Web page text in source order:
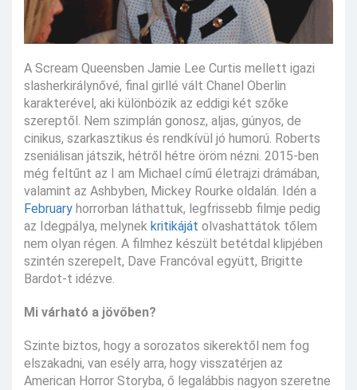
A Scream Queensben Jamie Lee Curtis mellett igazi
slasherkirálynővé, final girllé vált Chanel Oberlin
karakterével, aki különbözik az eddigi két szőke
szereptől. Nem szimplán gonosz, aljas, gúnyos, de
cinikus, szarkasztikus és rendkívül jó humorú. Roberts
zseniálisan játszik, hétről hétre öröm nézni. 2015-ben
még feltűnt az I am Michael című életrajzi drámában,
valamint az Ashbyben, Mickey Rourke oldalán. Idén a
February horrorban láthattuk, legfrissebb filmje pedig
az Idegpálya, melynek kritikáját olvashattátok tőlem
nem olyan régen. A filmhez készült betétdal klipjében
szintén szerepelt, Dave Francóval együtt, Brigitte
Bardot-t idézve.
Mi várható a jövőben?
Szinte biztos, hogy a sorozatos sikerektől nem fog
elszakadni, van esély arra, hogy visszatérjen az
American Horror Storyba, ő legalábbis nagyon szeretne